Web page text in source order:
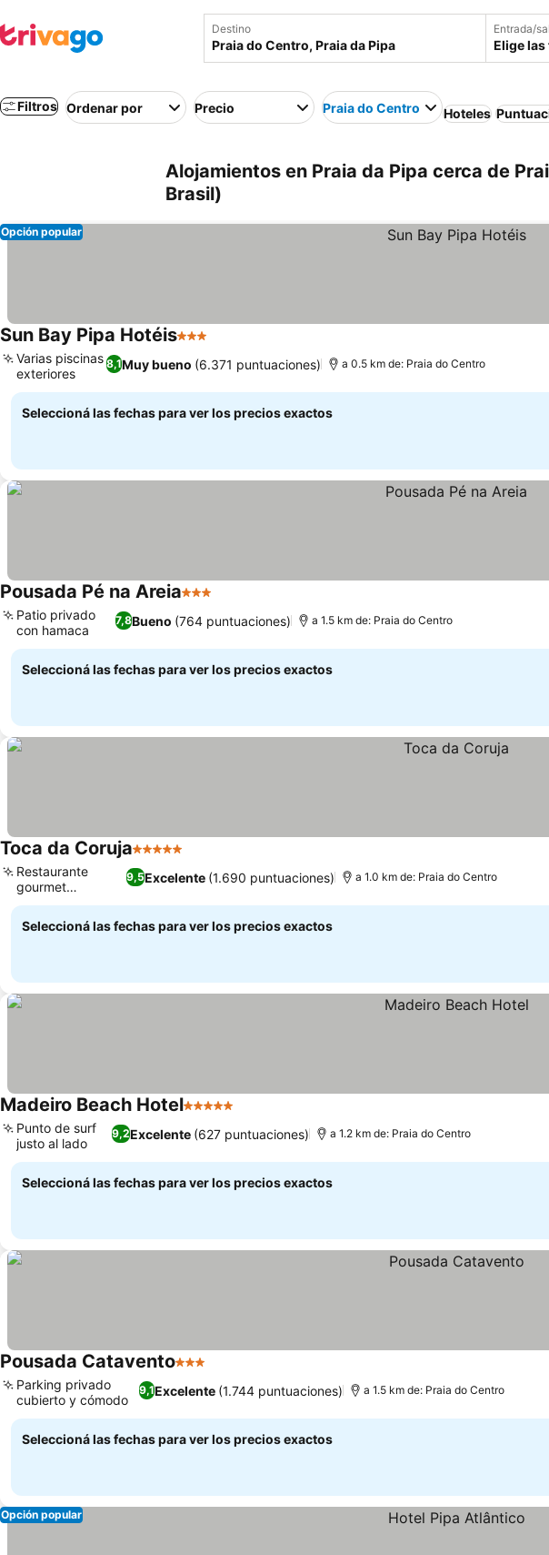
Destino Entrada/
Elige las
Filtros Ordenar por Precio Praia do Centro Hoteles
Alojamientos en Praia da Pipa cerca de
Brasil)
Opción popular
Sun Bay Pipa Hotéis3 Estrellas
8,1Muy bueno (6.371 puntuaciones)
Varias piscinas
exteriores
a 0.5 km de: Praia do Centro
Seleccioná las fechas para ver los precios exactos
Pousada Pé na Areia3 Estrellas
7,8Bueno (764 puntuaciones)
Patio privado
con hamaca
a 1.5 km de: Praia do Centro
Seleccioná las fechas para ver los precios exactos
Toca da Coruja5 Estrellas
9,5Excelente (1.690 puntuaciones)
Restaurante
gourmet
premiado
a 1.0 km de: Praia do Centro
Seleccioná las fechas para ver los precios exactos
Madeiro Beach Hotel5 Estrellas
9,2Excelente (627 puntuaciones)
Punto de surf
justo al lado
a 1.2 km de: Praia do Centro
Seleccioná las fechas para ver los precios exactos
Pousada Catavento3 Estrellas
9,1Excelente (1.744 puntuaciones)
Parking privado
cubierto y cómodo
a 1.5 km de: Praia do Centro
Seleccioná las fechas para ver los precios exactos
Opción popular